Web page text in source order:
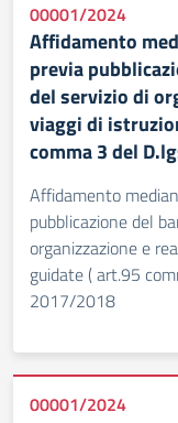
00001/2024
Affidamento
previa
del servizio di
viaggi di
comma 3 del
Affidamento
pubblicazione del
organizzazione e
guidate ( art.95
2017/2018
00001/2024